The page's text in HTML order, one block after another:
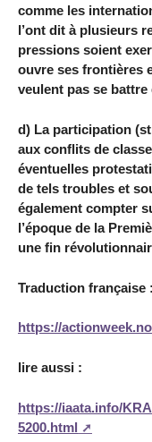
comme les
l’ont dit à plusieurs
pressions soient
ouvre ses frontières
veulent pas se
d) La participation
aux conflits de
éventuelles
de tels troubles et
également compter
l’époque de la
une fin
Traduction française
https://
lire aussi :
https://iaata.info/
5200.html